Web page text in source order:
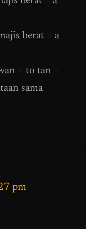
berat = a
= to tan =
sama
pm